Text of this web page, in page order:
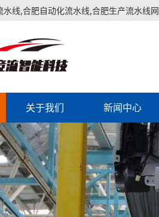
水线,合肥自动化流水线,合肥生产流水线网
关于我们 新闻中心